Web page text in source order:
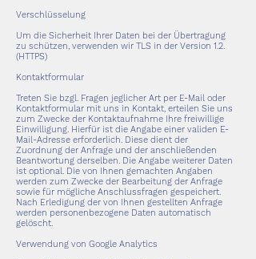
Verschlüsselung
Um die Sicherheit Ihrer Daten bei der Übertragung
zu schützen, verwenden wir TLS in der Version 1.2.
(HTTPS)
Kontaktformular
Treten Sie bzgl. Fragen jeglicher Art per E-Mail oder
Kontaktformular mit uns in Kontakt, erteilen Sie uns
zum Zwecke der Kontaktaufnahme Ihre freiwillige
Einwilligung. Hierfür ist die Angabe einer validen E-
Mail-Adresse erforderlich. Diese dient der
Zuordnung der Anfrage und der anschließenden
Beantwortung derselben. Die Angabe weiterer Daten
ist optional. Die von Ihnen gemachten Angaben
werden zum Zwecke der Bearbeitung der Anfrage
sowie für mögliche Anschlussfragen gespeichert.
Nach Erledigung der von Ihnen gestellten Anfrage
werden personenbezogene Daten automatisch
gelöscht.
Verwendung von Google Analytics